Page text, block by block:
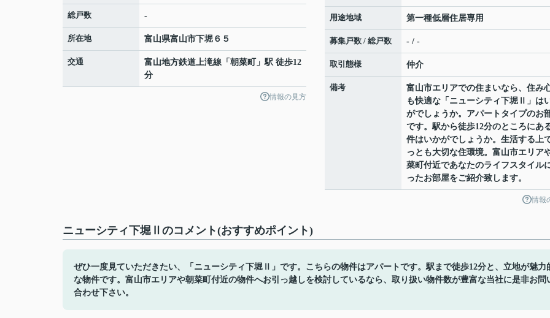
総戸数 -
所在地 富山県富山市下堀 ６５
交通 富山地方鉄道上滝線 「 朝菜町
」駅 徒歩12
分
情報の見方
用途地域 第一種低層住居専用
募集戸数 / 総戸数 - / -
取引態様 仲介
備考
富山市エリアでの住まいなら、住み
も快適な「ニューシティ下堀Ⅱ」は
がでしょうか。アパートタイプのお
です。駅から徒歩12分のところにあ
件はいかがでしょうか。生活する上
っとも大切な住環境。富山市エリア
菜町付近であなたのライフスタイル
ったお部屋をご紹介致します。
情報
ニューシティ下堀Ⅱのコメント(おすすめポイント)
ぜひ一度見ていただきたい、「ニューシティ下堀Ⅱ」です。こちらの物件はアパートです。駅まで徒歩12分と、立地が魅力
な物件です。富山市エリアや朝菜町付近の物件へお引っ越しを検討しているなら、取り扱い物件数が豊富な当社に是非お問
合わせ下さい。